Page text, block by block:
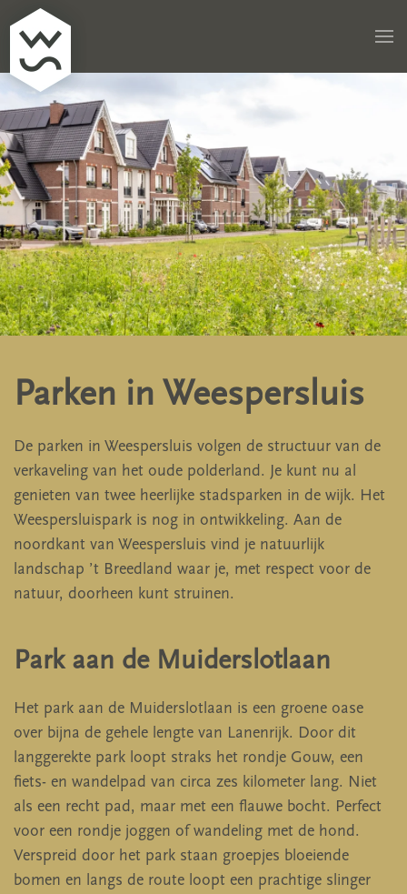
Skip to main content
Parken in Weespersluis
De parken in Weespersluis volgen de structuur van de
verkaveling van het oude polderland. Je kunt nu al
genieten van twee heerlijke stadsparken in de wijk. Het
Weespersluispark is nog in ontwikkeling. Aan de
noordkant van Weespersluis vind je natuurlijk
landschap ’t Breedland waar je, met respect voor de
natuur, doorheen kunt struinen.
Park aan de Muiderslotlaan
Het park aan de Muiderslotlaan is een groene oase
over bijna de gehele lengte van Lanenrijk. Door dit
langgerekte park loopt straks het rondje Gouw, een
fiets- en wandelpad van circa zes kilometer lang. Niet
als een recht pad, maar met een flauwe bocht. Perfect
voor een rondje joggen of wandeling met de hond.
Verspreid door het park staan groepjes bloeiende
bomen en langs de route loopt een prachtige slinger